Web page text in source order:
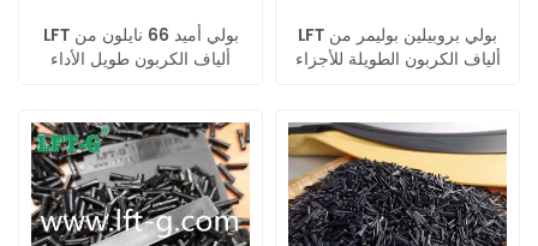
LFT بولي أميد 66 نايلون من
ألياف الكربون طويل الأداء
LFT بولي بروبيلين بوليمر من
ألياف الكربون الطويلة للأجزاء